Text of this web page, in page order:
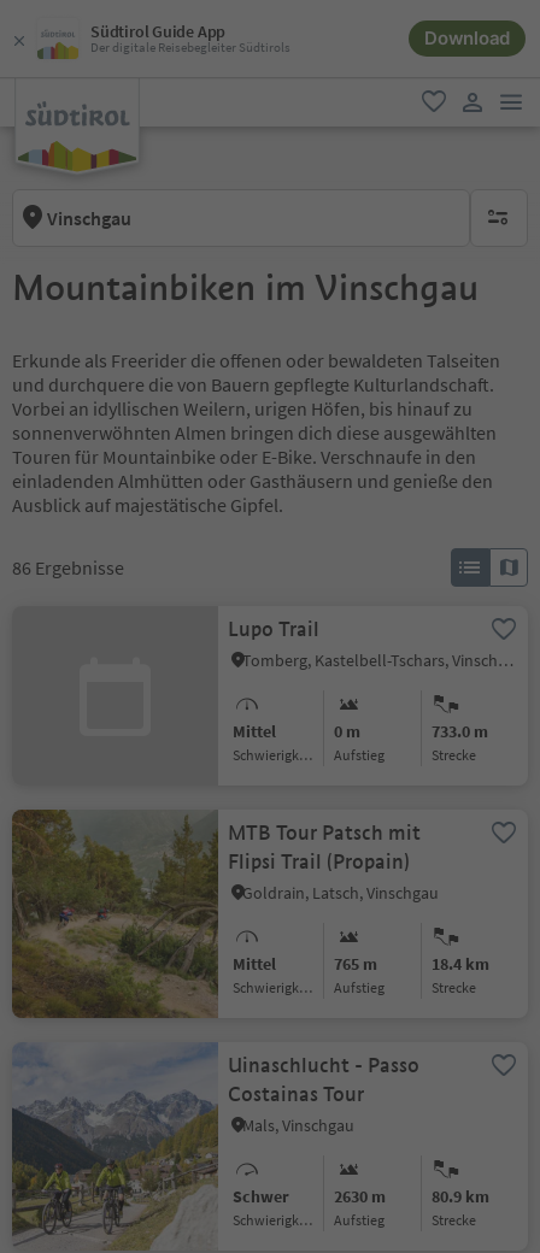
Südtirol Guide App
Der digitale Reisebegleiter Südtirols Download
favorit
Vinschgau keine
Mountainbiken im Vinschgau
Erkunde als Freerider die offenen oder bewaldeten Talseiten
und durchquere die von Bauern gepflegte Kulturlandschaft.
Vorbei an idyllischen Weilern, urigen Höfen, bis hinauf zu
sonnenverwöhnten Almen bringen dich diese ausgewählten
Touren für Mountainbike oder E-Bike. Verschnaufe in den
einladenden Almhütten oder Gasthäusern und genieße den
Ausblick auf majestätische Gipfel.
86 Ergebnisse
Lupo Trail
Tomberg, Kastelbell-Tschars, Vinschgau
Mittel
Schwierigkeitsgrad
0 m
Aufstieg
733.0 m
Strecke
MTB Tour Patsch mit
Flipsi Trail (Propain)
Goldrain, Latsch, Vinschgau
Mittel
Schwierigkeitsgrad
765 m
Aufstieg
18.4 km
Strecke
Uinaschlucht - Passo
Costainas Tour
Mals, Vinschgau
Schwer
Schwierigkeitsgrad
2630 m
Aufstieg
80.9 km
Strecke